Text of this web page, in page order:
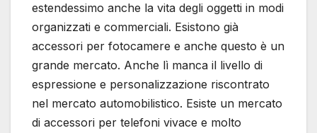
estendessimo anche la vita degli oggetti in modi
organizzati e commerciali. Esistono già
accessori per fotocamere e anche questo è un
grande mercato. Anche lì manca il livello di
espressione e personalizzazione riscontrato
nel mercato automobilistico. Esiste un mercato
di accessori per telefoni vivace e molto